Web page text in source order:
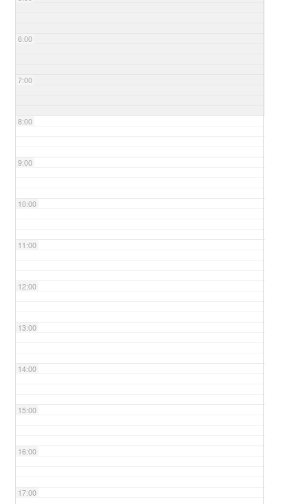
6:00
7:00
8:00
9:00
10:00
11:00
12:00
13:00
14:00
15:00
16:00
17:00